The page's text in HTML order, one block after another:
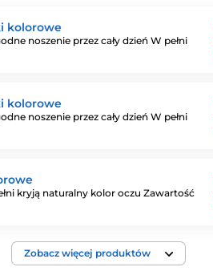
kolorowe
noszenie przez cały dzień W pełni
kolorowe
noszenie przez cały dzień W pełni
kryją naturalny kolor oczu Zawartość
Zobacz więcej produktów